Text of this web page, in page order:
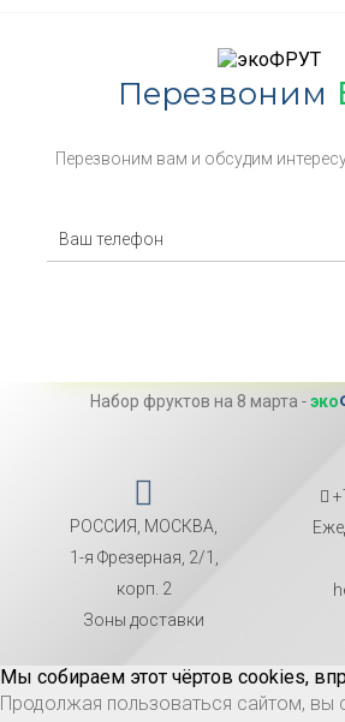
Перезвоним
Перезвоним вам и обсудим
Набор фруктов на 8 марта -эко
РОССИЯ, МОСКВА,
1-я Фрезерная, 2/1,
корп. 2
Зоны доставки
Мы собираем этот чёртов cookies,
Продолжая пользоваться сайтом, вы